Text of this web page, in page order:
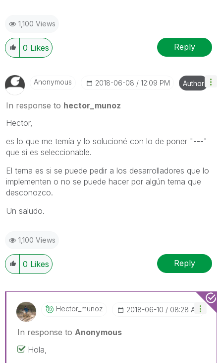
1,100 Views
0 Likes Reply
Anonymous ‎2018-06-08 12:09 PM Author
In response to hector_munoz
Hector,
es lo que me temía y lo solucioné con lo de poner "---"
que sí es seleccionable.
El tema es si se puede pedir a los desarrolladores que lo
implementen o no se puede hacer por algún tema que
desconozco.
Un saludo.
1,100 Views
0 Likes Reply
Hector_munoz ‎2018-06-10 08:28 AM
In response to Anonymous
Hola,